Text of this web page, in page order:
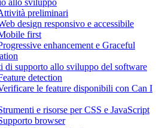
allo sviluppo
preliminari
design responsivo e accessibile
first
enhancement e Graceful
di supporto allo sviluppo del software
detection
le feature disponibili con Can I
e risorse per CSS e JavaScript
browser